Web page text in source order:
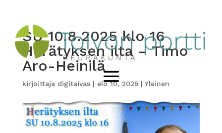
SU 10.8.2025 klo 16
Herätyksen ilta – Timo
Aro-Heinilä
kirjoittaja digitaivas| elo 10, 2025| Yleinen